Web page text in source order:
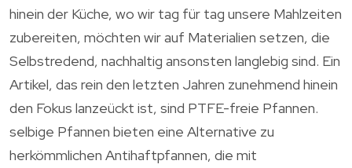
hinein der Küche, wo wir tag für tag unsere Mahlzeiten
zubereiten, möchten wir auf Materialien setzen, die
Selbstredend, nachhaltig ansonsten langlebig sind. Ein
Artikel, das rein den letzten Jahren zunehmend hinein
den Fokus lanzeückt ist, sind PTFE-freie Pfannen.
selbige Pfannen bieten eine Alternative zu
herkömmlichen Antihaftpfannen, die mit